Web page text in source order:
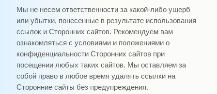
Мы не несем ответственности за какой-либо ущерб
или убытки, понесенные в результате использования
ссылок и Сторонних сайтов. Рекомендуем вам
ознакомляться с условиями и положениями о
конфиденциальности Сторонних сайтов при
посещении любых таких сайтов. Мы оставляем за
собой право в любое время удалять ссылки на
Сторонние сайты без предупреждения.